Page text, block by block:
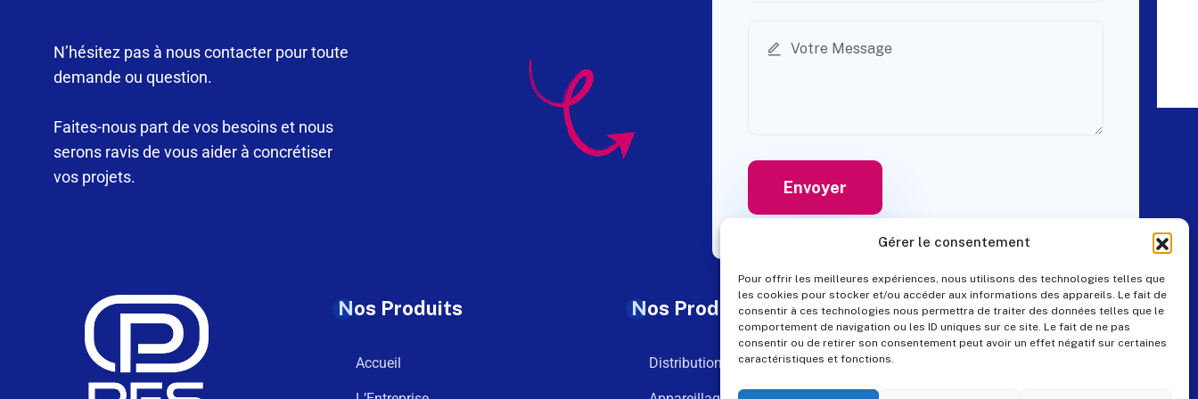
Gérer le consentement
Pour offrir les meilleures expériences, nous utilisons des technologies telles que
les cookies pour stocker et/ou accéder aux informations des appareils. Le fait de
consentir à ces technologies nous permettra de traiter des données telles que le
comportement de navigation ou les ID uniques sur ce site. Le fait de ne pas
consentir ou de retirer son consentement peut avoir un effet négatif sur certaines
caractéristiques et fonctions.
N’hésitez pas à nous contacter pour toute
demande ou question.
Faites-nous part de vos besoins et nous
serons ravis de vous aider à concrétiser
vos projets.
Nos Produits
Accueil
Nos Produits
Distribution
Contact